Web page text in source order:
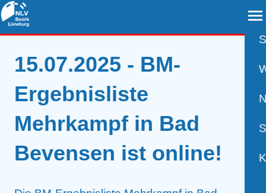
15.07.2025 - BM-
Ergebnisliste
Mehrkampf in Bad
Bevensen ist online!